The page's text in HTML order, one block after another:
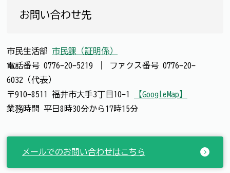
お問い合わせ先
市民生活部 市民課（証明係）
電話番号 0776-20-5219 ファクス番号 0776-20-
6032（代表）
〒910-8511 福井市大手3丁目10-1
【GoogleMap】
業務時間 平日8時30分から17時15分
メールでのお問い合わせはこちら